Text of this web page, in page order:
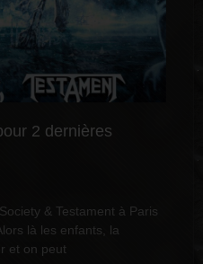
2 dernières
& Testament à Paris
là les enfants, la
et on peut